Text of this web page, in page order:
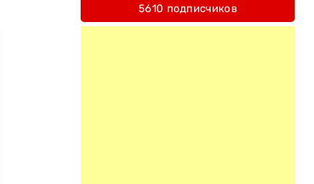
5610 подписчиков